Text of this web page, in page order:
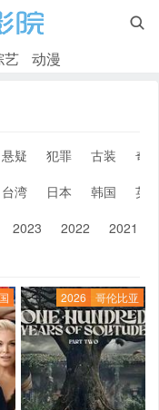

艺 动漫
悬疑 犯罪 古装
奇
台湾 日本 韩国
英
2023 2022 2021
2026 哥伦比亚